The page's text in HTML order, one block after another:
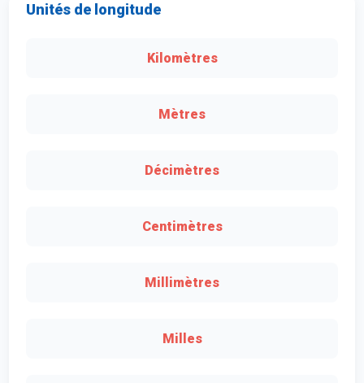
Unités de longitude
Kilomètres
Mètres
Décimètres
Centimètres
Millimètres
Milles